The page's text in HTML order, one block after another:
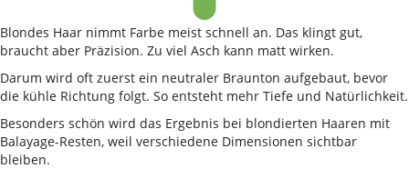
Blondes Haar nimmt Farbe meist schnell an. Das klingt gut,
braucht aber Präzision. Zu viel Asch kann matt wirken.
Darum wird oft zuerst ein neutraler Braunton aufgebaut, bevor
die kühle Richtung folgt. So entsteht mehr Tiefe und Natürlichkeit.
Besonders schön wird das Ergebnis bei blondierten Haaren mit
Balayage-Resten, weil verschiedene Dimensionen sichtbar
bleiben.